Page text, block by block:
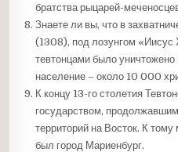
братства рыцарей-
Знаете ли вы, что в
(1308), под лозунгом «Иисус
тевтонцами было уничтожено
население – около 10 000
К концу 13-го столетия
государством,
территорий на Восток. К
был город Мариенбург.